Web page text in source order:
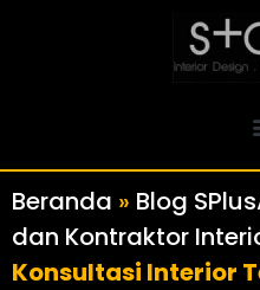
Beranda » Blog
dan Kontraktor
Konsultasi Interior